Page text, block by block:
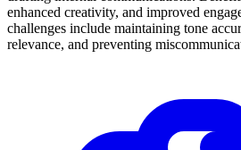
enhanced creativity, and improved
challenges include maintaining tone
relevance, and preventing